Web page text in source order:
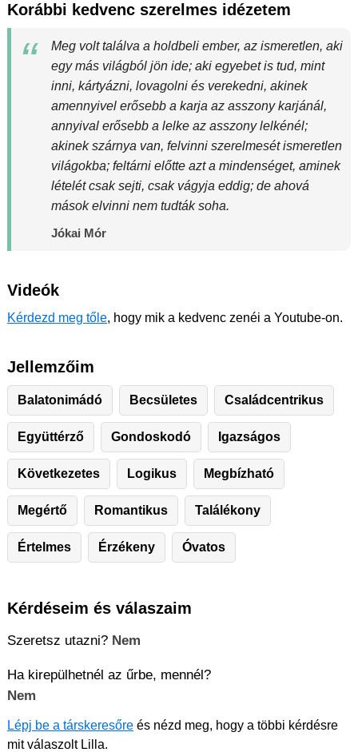
Korábbi kedvenc szerelmes idézetem
Meg volt találva a holdbeli ember, az ismeretlen, aki
egy más világból jön ide; aki egyebet is tud, mint
inni, kártyázni, lovagolni és verekedni, akinek
amennyivel erősebb a karja az asszony karjánál,
annyival erősebb a lelke az asszony lelkénél;
akinek szárnya van, felvinni szerelmesét ismeretlen
világokba; feltárni előtte azt a mindenséget, aminek
lételét csak sejti, csak vágyja eddig; de ahová
mások elvinni nem tudták soha.
Jókai Mór
Videók
Kérdezd meg tőle, hogy mik a kedvenc zenéi a Youtube-on.
Jellemzőim
Balatonimádó Becsületes Családcentrikus
Együttérző Gondoskodó Igazságos
Következetes Logikus Megbízható
Megértő Romantikus Találékony
Értelmes Érzékeny Óvatos
Kérdéseim és válaszaim
Szeretsz utazni? Nem
Ha kirepülhetnél az űrbe, mennél?
Nem
Lépj be a társkeresőre és nézd meg, hogy a többi kérdésre
mit válaszolt Lilla.